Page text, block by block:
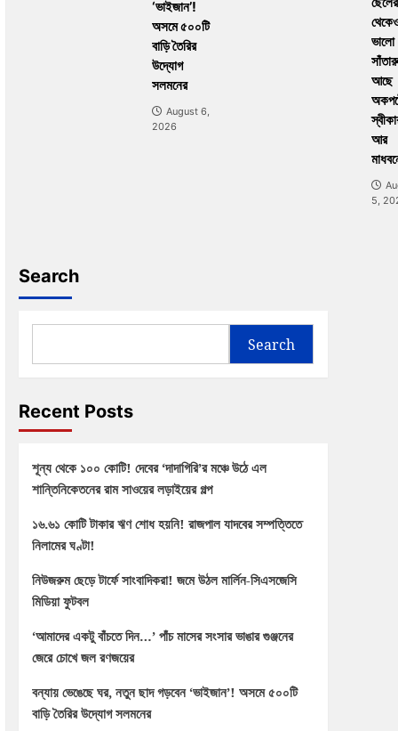
‘ভাইজান’!
অসমে ৫০০টি
বাড়ি তৈরির
উদ্যোগ
সলমনের
August 6,
2026
ভালো
সাঁতারু
আছে
আর
5,
Search
Search
Recent Posts
শূন্য থেকে ১০০ কোটি! দেবের ‘দাদাগিরি’র মঞ্চে উঠে এল
শান্তিনিকেতনের রাম সাওয়ের লড়াইয়ের গল্প
১৬.৬১ কোটি টাকার ঋণ শোধ হয়নি! রাজপাল যাদবের সম্পত্তিতে
নিলামের ঘণ্টা!
নিউজরুম ছেড়ে টার্ফে সাংবাদিকরা! জমে উঠল মার্লিন-সিএসজেসি
মিডিয়া ফুটবল
‘আমাদের একটু বাঁচতে দিন…’ পাঁচ মাসের সংসার ভাঙার গুঞ্জনের
জেরে চোখে জল রণজয়ের
বন্যায় ভেঙেছে ঘর, নতুন ছাদ গড়বেন ‘ভাইজান’! অসমে ৫০০টি
বাড়ি তৈরির উদ্যোগ সলমনের